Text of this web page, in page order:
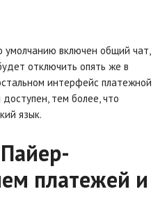
умолчанию включен общий чат,
отключить опять же в
интерфейс платежной
тем более, что
язык.
платежей и